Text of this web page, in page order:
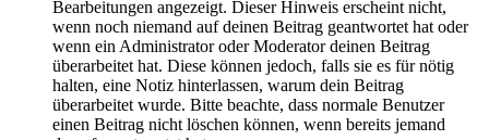
Bearbeitungen angezeigt. Dieser Hinweis erscheint nicht,
wenn noch niemand auf deinen Beitrag geantwortet hat oder
wenn ein Administrator oder Moderator deinen Beitrag
überarbeitet hat. Diese können jedoch, falls sie es für nötig
halten, eine Notiz hinterlassen, warum dein Beitrag
überarbeitet wurde. Bitte beachte, dass normale Benutzer
einen Beitrag nicht löschen können, wenn bereits jemand